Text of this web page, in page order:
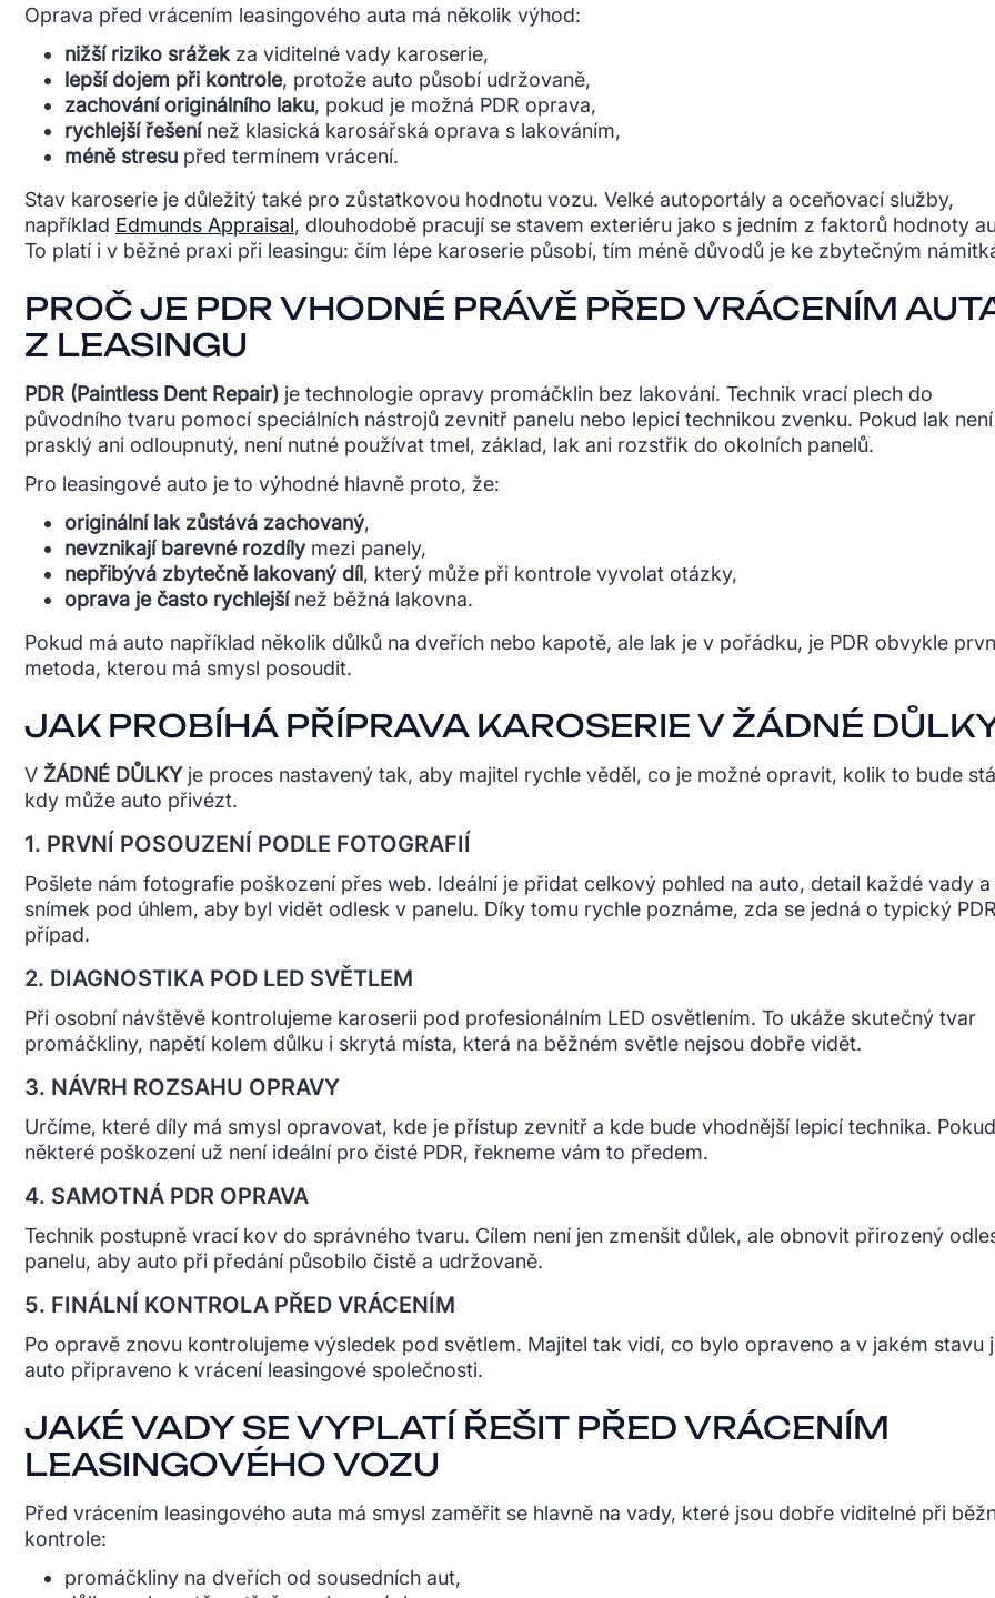
Oprava před vrácením leasingového auta má několik výhod:
nižší riziko srážekza viditelné vady karoserie,
lepší dojem při kontrole, protože auto působí udržovaně,
zachování originálního laku, pokud je možná PDR oprava,
rychlejší řešenínež klasická karosářská oprava s lakováním,
méně stresu před termínem vrácení.
Stav karoserie je důležitý také pro zůstatkovou hodnotu vozu. Velké autoportály a oceňovací služby,
například Edmunds Appraisal, dlouhodobě pracují se stavem exteriéru jako s jedním z faktorů hodnoty
To platí i v běžné praxi při leasingu: čím lépe karoserie působí, tím méně důvodů je ke zbytečným
PROČ JE PDR VHODNÉ PRÁVĚ PŘED VRÁCENÍM
Z LEASINGU
PDR (Paintless Dent Repair) je technologie opravy promáčklin bez lakování. Technik vrací plech do
původního tvaru pomocí speciálních nástrojů zevnitř panelu nebo lepicí technikou zvenku. Pokud lak není
prasklý ani odloupnutý, není nutné používat tmel, základ, lak ani rozstřik do okolních panelů.
Pro leasingové auto je to výhodné hlavně proto, že:
originální lak zůstává zachovaný,
nevznikají barevné rozdílymezi panely,
nepřibývá zbytečně lakovaný díl, který může při kontrole vyvolat otázky,
oprava je často rychlejšínež běžná lakovna.
Pokud má auto například několik důlků na dveřích nebo kapotě, ale lak je v pořádku, je PDR obvykle
metoda, kterou má smysl posoudit.
JAK PROBÍHÁ PŘÍPRAVA KAROSERIE V ŽÁDNÉ
V ŽÁDNÉ DŮLKYje proces nastavený tak, aby majitel rychle věděl, co je možné opravit, kolik to bude
kdy může auto přivézt.
1. PRVNÍ POSOUZENÍ PODLE FOTOGRAFIÍ
Pošlete nám fotografie poškození přes web. Ideální je přidat celkový pohled na auto, detail každé vady a
snímek pod úhlem, aby byl vidět odlesk v panelu. Díky tomu rychle poznáme, zda se jedná o typický PDR
případ.
2. DIAGNOSTIKA POD LED SVĚTLEM
Při osobní návštěvě kontrolujeme karoserii pod profesionálním LED osvětlením. To ukáže skutečný tvar
promáčkliny, napětí kolem důlku i skrytá místa, která na běžném světle nejsou dobře vidět.
3. NÁVRH ROZSAHU OPRAVY
Určíme, které díly má smysl opravovat, kde je přístup zevnitř a kde bude vhodnější lepicí technika. Pokud
některé poškození už není ideální pro čisté PDR, řekneme vám to předem.
4. SAMOTNÁ PDR OPRAVA
Technik postupně vrací kov do správného tvaru. Cílem není jen zmenšit důlek, ale obnovit přirozený
panelu, aby auto při předání působilo čistě a udržovaně.
5. FINÁLNÍ KONTROLA PŘED VRÁCENÍM
Po opravě znovu kontrolujeme výsledek pod světlem. Majitel tak vidí, co bylo opraveno a v jakém stavu
auto připraveno k vrácení leasingové společnosti.
JAKÉ VADY SE VYPLATÍ ŘEŠIT PŘED VRÁCENÍM
LEASINGOVÉHO VOZU
Před vrácením leasingového auta má smysl zaměřit se hlavně na vady, které jsou dobře viditelné při
kontrole:
promáčkliny na dveřích od sousedních aut,